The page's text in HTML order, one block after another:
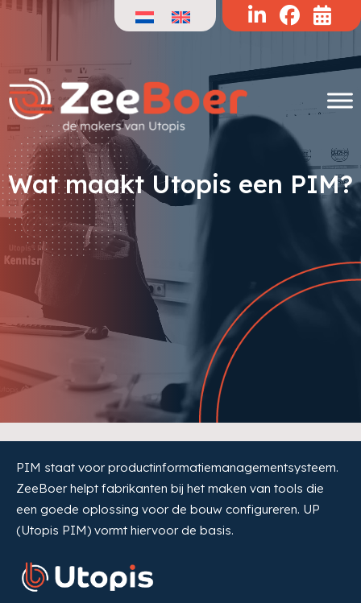
Doorgaan
inhoud
Wat maakt Utopis een PIM?
PIM staat voor productinformatiemanagementsysteem.
ZeeBoer helpt fabrikanten bij het maken van tools die
een goede oplossing voor de bouw configureren. UP
(Utopis PIM) vormt hiervoor de basis.